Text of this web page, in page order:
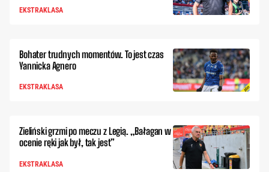
EKSTRAKLASA
Bohater trudnych momentów. To jest czas
Yannicka Agnero
EKSTRAKLASA
Zieliński grzmi po meczu z Legią. „Bałagan w
ocenie ręki jak był, tak jest”
EKSTRAKLASA